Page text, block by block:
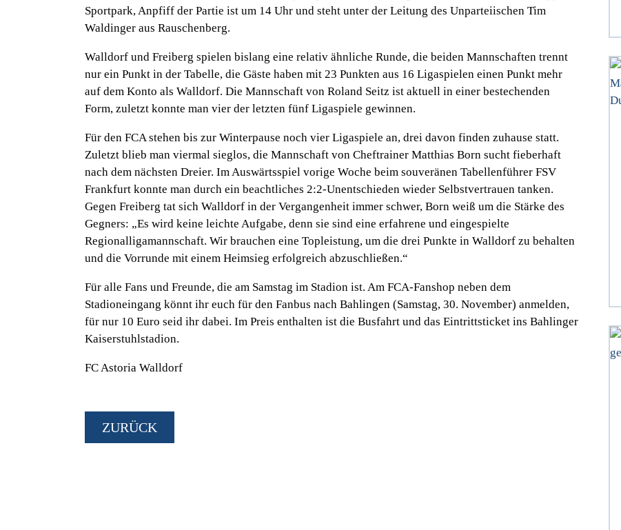
Sportpark, Anpfiff der Partie ist um 14 Uhr und steht unter der Leitung des Unparteiischen Tim
Waldinger aus Rauschenberg.
Walldorf und Freiberg spielen bislang eine relativ ähnliche Runde, die beiden Mannschaften trennt
nur ein Punkt in der Tabelle, die Gäste haben mit 23 Punkten aus 16 Ligaspielen einen Punkt mehr
auf dem Konto als Walldorf. Die Mannschaft von Roland Seitz ist aktuell in einer bestechenden
Form, zuletzt konnte man vier der letzten fünf Ligaspiele gewinnen.
Für den FCA stehen bis zur Winterpause noch vier Ligaspiele an, drei davon finden zuhause statt.
Zuletzt blieb man viermal sieglos, die Mannschaft von Cheftrainer Matthias Born sucht fieberhaft
nach dem nächsten Dreier. Im Auswärtsspiel vorige Woche beim souveränen Tabellenführer FSV
Frankfurt konnte man durch ein beachtliches 2:2-Unentschieden wieder Selbstvertrauen tanken.
Gegen Freiberg tat sich Walldorf in der Vergangenheit immer schwer, Born weiß um die Stärke des
Gegners: „Es wird keine leichte Aufgabe, denn sie sind eine erfahrene und eingespielte
Regionalligamannschaft. Wir brauchen eine Topleistung, um die drei Punkte in Walldorf zu behalten
und die Vorrunde mit einem Heimsieg erfolgreich abzuschließen.“
Für alle Fans und Freunde, die am Samstag im Stadion ist. Am FCA-Fanshop neben dem
Stadioneingang könnt ihr euch für den Fanbus nach Bahlingen (Samstag, 30. November) anmelden,
für nur 10 Euro seid ihr dabei. Im Preis enthalten ist die Busfahrt und das Eintrittsticket ins Bahlinger
Kaiserstuhlstadion.
FC Astoria Walldorf
ZURÜCK